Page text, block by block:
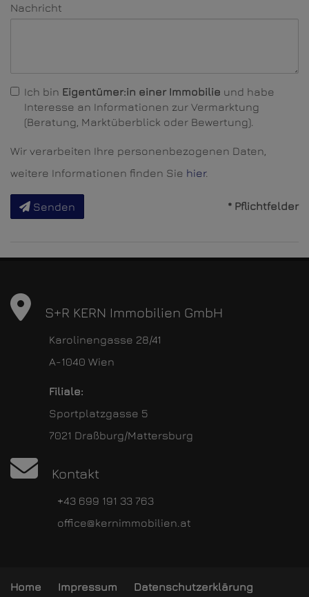
Nachricht
Ich bin Eigentümer:in einer Immobilie und habe
Interesse an Informationen zur Vermarktung
(Beratung, Marktüberblick oder Bewertung).
Wir verarbeiten Ihre personenbezogenen Daten,
weitere Informationen finden Sie hier.
Senden * Pflichtfelder
S+R KERN Immobilien GmbH
Karolinengasse 28/41
A-1040 Wien
Filiale:
Sportplatzgasse 5
7021 Draßburg/Mattersburg
Kontakt
+43 699 191 33 763
office@kernimmobilien.at
Home Impressum Datenschutzerklärung